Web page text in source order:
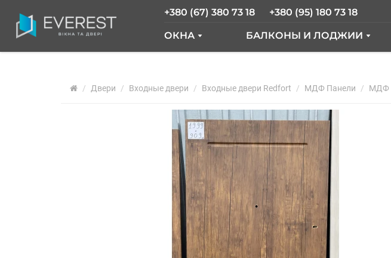
+380 (67) 380 73 18 +380 (95) 180 73 18
ОКНА
ОКНА SALAMANDER
РАЗДВИЖНЫЕ ОКНА
ОКНА "ОКНА НОВЫЕ"
ОКНА WDS
ОКНА REHAU
АРОЧНЫЕ ОКНА
ПАНОРАМНЫЕ ОКНА
БАЛКОНЫ И ЛОДЖИИ
БАЛКОН С ВЫНОСОМ
БАЛКОННЫЙ БЛОК
ОСТЕКЛЕНИЕ ЛОДЖИИ
ОТДЕЛКА БАЛКОНА
ФРАНЦУЗКИЙ БАЛКОН
Двери Входные двери Входные двери Redfort МДФ Панели МДФ